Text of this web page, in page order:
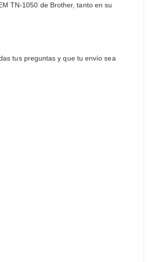
TN-1050 de Brother, tanto en su
tus preguntas y que tu envío sea